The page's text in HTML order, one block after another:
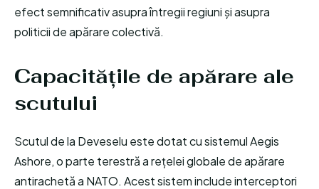
efect semnificativ asupra întregii regiuni și asupra
politicii de apărare colectivă.
Capacitățile de apărare ale
scutului
Scutul de la Deveselu este dotat cu sistemul Aegis
Ashore, o parte terestră a rețelei globale de apărare
antirachetă a NATO. Acest sistem include interceptori